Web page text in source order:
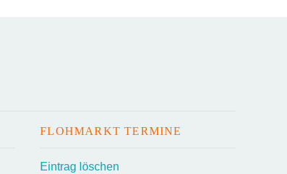
FLOHMARKT TERMINE
Eintrag löschen